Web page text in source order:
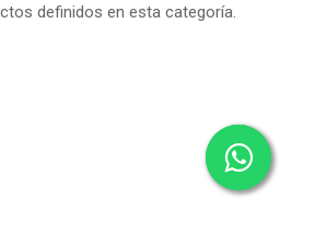
definidos en esta categoría.